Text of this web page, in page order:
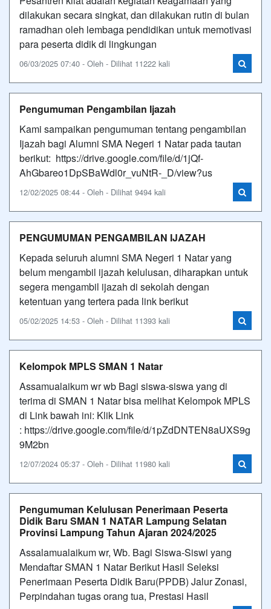
dilakukan secara singkat, dan dilakukan rutin di bulan
ramadhan oleh lembaga pendidikan untuk memotivasi
para peserta didik di lingkungan
06/03/2025 07:40 - Oleh - Dilihat 11222 kali
Pengumuman Pengambilan Ijazah
Kami sampaikan pengumuman tentang pengambilan
Ijazah bagi Alumni SMA Negeri 1 Natar pada tautan
berikut: https://drive.google.com/file/d/1jQf-
AhGbareo1DpSBaWdl0r_vuNtR-_D/view?us
12/02/2025 08:44 - Oleh - Dilihat 9494 kali
PENGUMUMAN PENGAMBILAN IJAZAH
Kepada seluruh alumni SMA Negeri 1 Natar yang
belum mengambil ijazah kelulusan, diharapkan untuk
segera mengambil ijazah di sekolah dengan
ketentuan yang tertera pada link berikut
05/02/2025 14:53 - Oleh - Dilihat 11393 kali
Kelompok MPLS SMAN 1 Natar
Assamualaikum wr wb Bagi siswa-siswa yang di
terima di SMAN 1 Natar bisa melihat Kelompok MPLS
di Link bawah ini: Klik Link
: https://drive.google.com/file/d/1pZdDNTEN8aUXS9g
9M2bn
12/07/2024 05:37 - Oleh - Dilihat 11980 kali
Pengumuman Kelulusan Penerimaan Peserta
Didik Baru SMAN 1 NATAR Lampung Selatan
Provinsi Lampung Tahun Ajaran 2024/2025
Assalamualaikum wr, Wb. Bagi Siswa-Siswi yang
Mendaftar SMAN 1 Natar Berikut Hasil Seleksi
Penerimaan Peserta Didik Baru(PPDB) Jalur Zonasi,
Perpindahan tugas orang tua, Prestasi Hasil